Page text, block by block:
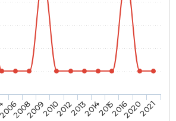
2008200920102012201320142015201620202021